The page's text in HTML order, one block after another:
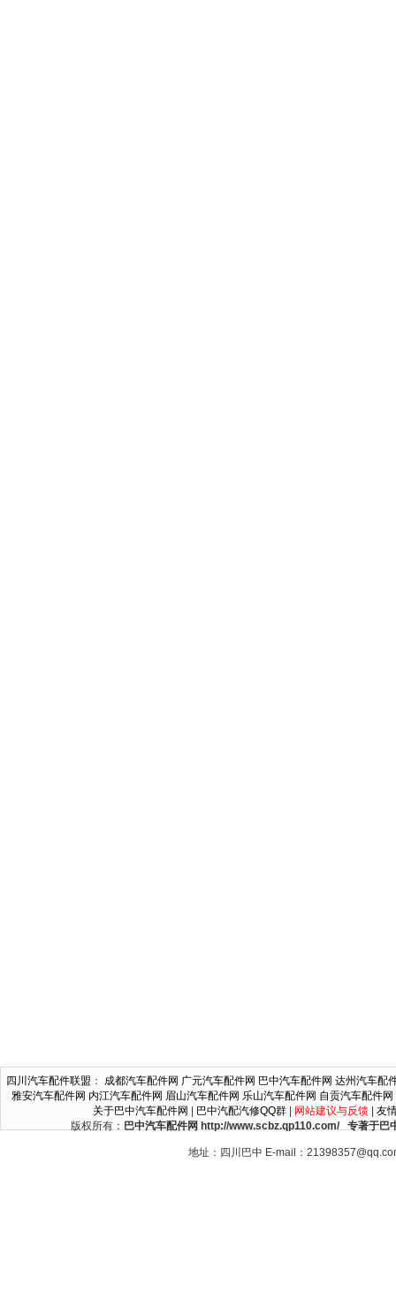
四川汽车配件联盟 ： 成都汽车配件网 广元汽车配件网 巴中汽车配件网 达州汽车配
雅安汽车配件网 内江汽车配件网 眉山汽车配件网 乐山汽车配件网 自贡汽车配件网
关于巴中汽车配件网
巴中汽配汽修QQ群| 网站建议与反馈| 友
版权所有： 巴中汽车配件网 http://www.scbz.qp110.com/ 专著于巴
地址：四川巴中 E-mail：